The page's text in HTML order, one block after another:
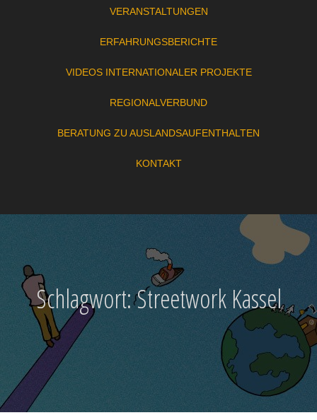
VERANSTALTUNGEN
ERFAHRUNGSBERICHTE
VIDEOS INTERNATIONALER PROJEKTE
REGIONALVERBUND
BERATUNG ZU AUSLANDSAUFENTHALTEN
KONTAKT
Schlagwort:Streetwork Kassel